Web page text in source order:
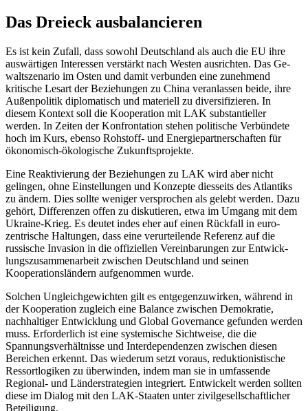
Das Dreieck ausbalancieren
Es ist kein Zufall, dass sowohl Deutschland als auch die EU ihre
auswärtigen Interessen verstärkt nach Westen ausrichten. Das Ge­
waltszenario im Osten und damit ver­bun­den eine zunehmend
kritische Lesart der Beziehungen zu China veranlassen beide, ihre
Außenpolitik diplomatisch und mate­riell zu diversifizieren. In
diesem Kontext soll die Kooperation mit LAK substantieller
werden. In Zeiten der Konfrontation stehen politische Verbündete
hoch im Kurs, eben­so Rohstoff- und Energiepartnerschaften für
ökonomisch-ökologische Zukunftsprojekte.
Eine Reaktivierung der Beziehungen zu LAK wird aber nicht
gelingen, ohne Ein­stel­lungen und Konzepte diesseits des Atlantiks
zu ändern. Dies sollte weniger versprochen als gelebt werden. Dazu
ge­hört, Differenzen offen zu diskutieren, etwa im Umgang mit dem
Ukraine-Krieg. Es deutet indes eher auf einen Rückfall in euro­
zentrische Haltun­gen, dass eine ver­urteilen­de Refe­renz auf die
russische Inva­sion in die offi­ziellen Ver­einbarungen zur Entwick­
lungs­zusammen­arbeit zwischen Deutsch­land und seinen
Kooperations­ländern auf­genom­men wurde.
Solchen Ungleichgewichten gilt es entge­genzuwirken, während in
der Koopera­tion zugleich eine Balance zwi­schen Demokra­tie,
nachhaltiger Entwick­lung und Global Governance gefunden werden
muss. Erfor­derlich ist eine systemi­sche Sichtweise, die die
Spannungsverhält­nisse und Interdepen­denzen zwischen diesen
Bereichen erkennt. Das wiederum setzt voraus, reduktionisti­sche
Ressort­logiken zu überwinden, indem man sie in umfassende
Regional- und Län­derstrategien integriert. Entwickelt werden sollten
diese im Dialog mit den LAK-Staaten unter zivil­gesellschaftlicher
Beteiligung.